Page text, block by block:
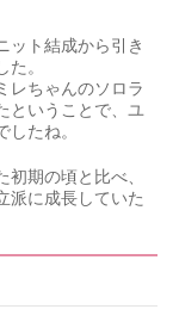
ット結成から引き
。
レちゃんのソロラ
ということで、ユ
たね。
期の頃と比べ、
派に成長していた